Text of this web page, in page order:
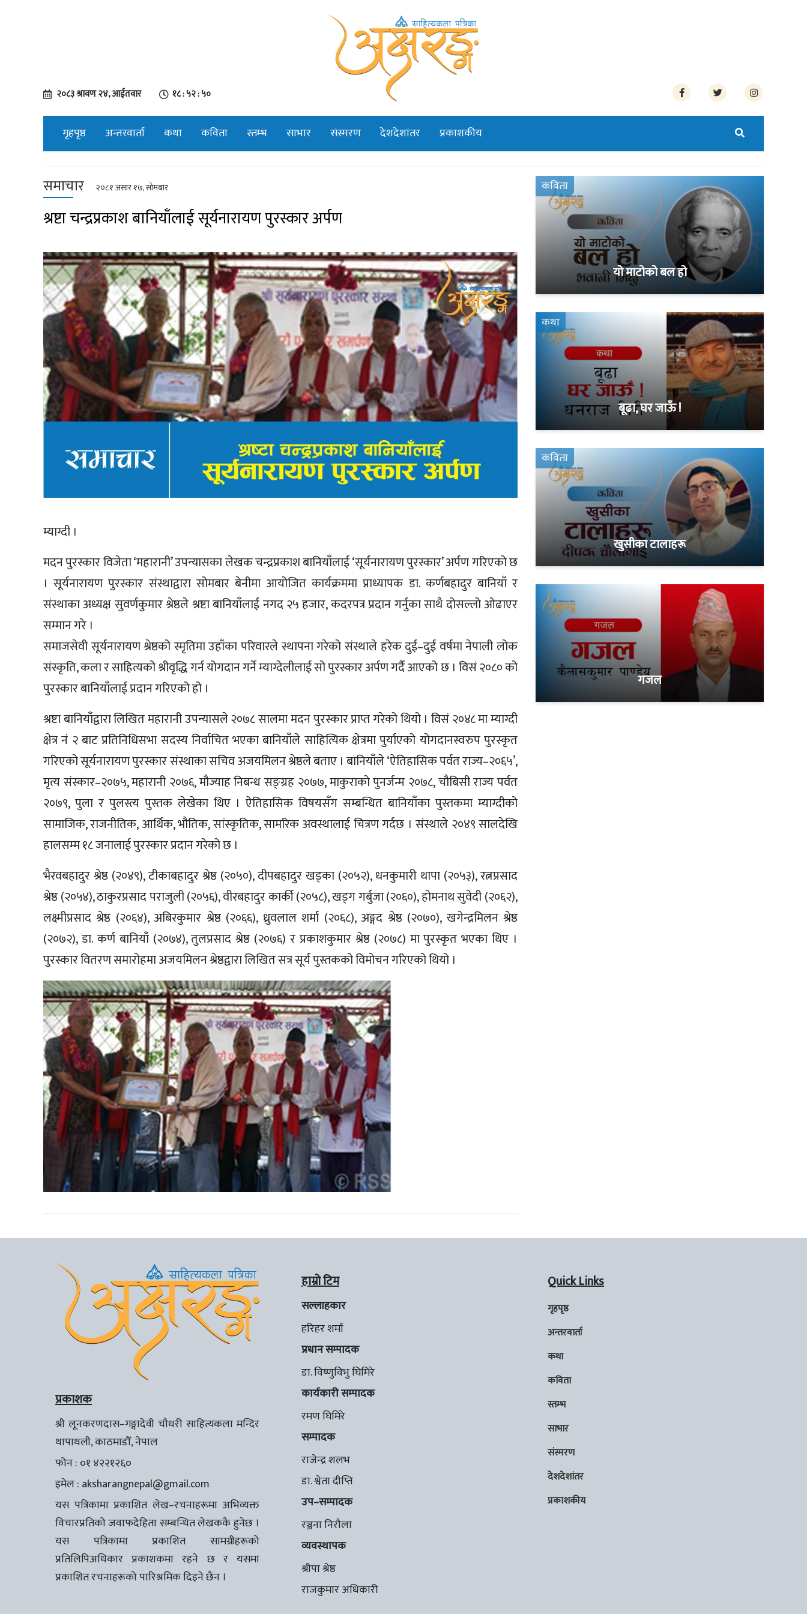
२०८३ श्रावण २४, आईतवार १८ : ५२ : ५१
गृहपृष्ठ अन्तरवार्ता कथा कविता स्तम्भ साभार संस्मरण देशदेशांतर प्रकाशकीय
समाचार २०८१ असार १७, सोमबार
श्रष्टा चन्द्रप्रकाश बानियाँलाई सूर्यनारायण पुरस्कार अर्पण
म्याग्दी ।
मदन पुरस्कार विजेता ‘महारानी’ उपन्यासका लेखक चन्द्रप्रकाश बानियाँलाई ‘सूर्यनारायण पुरस्कार’ अर्पण गरिएको छ
। सूर्यनारायण पुरस्कार संस्थाद्वारा सोमबार बेनीमा आयोजित कार्यक्रममा प्राध्यापक डा. कर्णबहादुर बानियाँ र
संस्थाका अध्यक्ष सुवर्णकुमार श्रेष्ठले श्रष्टा बानियाँलाई नगद २५ हजार, कदरपत्र प्रदान गर्नुका साथै दोसल्लो ओढाएर
सम्मान गरे ।
समाजसेवी सूर्यनारायण श्रेष्ठको स्मृतिमा उहाँका परिवारले स्थापना गरेको संस्थाले हरेक दुई–दुई वर्षमा नेपाली लोक
संस्कृति, कला र साहित्यको श्रीवृद्धि गर्न योगदान गर्ने म्याग्देलीलाई सो पुरस्कार अर्पण गर्दै आएको छ । विसं २०८० को
पुरस्कार बानियाँलाई प्रदान गरिएको हो ।
श्रष्टा बानियाँद्वारा लिखित महारानी उपन्यासले २०७८ सालमा मदन पुरस्कार प्राप्त गरेको थियो । विसं २०४८ मा म्याग्दी
क्षेत्र नं २ बाट प्रतिनिधिसभा सदस्य निर्वाचित भएका बानियाँले साहित्यिक क्षेत्रमा पुर्याएको योगदानस्वरुप पुरस्कृत
गरिएको सूर्यनारायण पुरस्कार संस्थाका सचिव अजयमिलन श्रेष्ठले बताए । बानियाँले ‘ऐतिहासिक पर्वत राज्य–२०६५’,
मृत्य संस्कार–२०७५, महारानी २०७६, मौज्याह निबन्ध सङ्ग्रह २०७७, माकुराको पुनर्जन्म २०७८, चौबिसी राज्य पर्वत
२०७९, पुला र पुलस्त्य पुस्तक लेखेका थिए । ऐतिहासिक विषयसँग सम्बन्धित बानियाँका पुस्तकमा म्याग्दीको
सामाजिक, राजनीतिक, आर्थिक, भौतिक, सांस्कृतिक, सामरिक अवस्थालाई चित्रण गर्दछ । संस्थाले २०४९ सालदेखि
हालसम्म १८ जनालाई पुरस्कार प्रदान गरेको छ ।
भैरवबहादुर श्रेष्ठ (२०४९), टीकाबहादुर श्रेष्ठ (२०५०), दीपबहादुर खड्का (२०५२), धनकुमारी थापा (२०५३), रत्नप्रसाद
श्रेष्ठ (२०५४), ठाकुरप्रसाद पराजुली (२०५६), वीरबहादुर कार्की (२०५८), खड्ग गर्बुजा (२०६०), होमनाथ सुवेदी (२०६२),
लक्ष्मीप्रसाद श्रेष्ठ (२०६४), अबिरकुमार श्रेष्ठ (२०६६), ध्रुवलाल शर्मा (२०६८), अङ्गद श्रेष्ठ (२०७०), खगेन्द्रमिलन श्रेष्ठ
(२०७२), डा. कर्ण बानियाँ (२०७४), तुलप्रसाद श्रेष्ठ (२०७६) र प्रकाशकुमार श्रेष्ठ (२०७८) मा पुरस्कृत भएका थिए ।
पुरस्कार वितरण समारोहमा अजयमिलन श्रेष्ठद्वारा लिखित सत्र सूर्य पुस्तकको विमोचन गरिएको थियो ।
कविता
यो माटोको बल हो
कथा
बूढा, घर जाऊँ !
कविता
खुसीका टालाहरू
गजल
प्रकाशक
श्री लूनकरणदास–गङ्गादेवी चौधरी साहित्यकला मन्दिर
थापाथली, काठमाडौँ, नेपाल
फोन : ०१ ४२२१२६०
इमेल : aksharangnepal@gmail.com
यस पत्रिकामा प्रकाशित लेख–रचनाहरूमा अभिव्यक्त
विचारप्रतिको जवाफदेहिता सम्बन्धित लेखककै हुनेछ ।
यस पत्रिकामा प्रकाशित सामग्रीहरूको
प्रतिलिपिअधिकार प्रकाशकमा रहने छ र यसमा
प्रकाशित रचनाहरूको पारिश्रमिक दिइने छैन ।
हाम्रो टिम
सल्लाहकार
हरिहर शर्मा
प्रधान सम्पादक
डा. विष्णुविभु घिमिरे
कार्यकारी सम्पादक
रमण घिमिरे
सम्पादक
राजेन्द्र शलभ
डा. श्वेता दीप्ति
उप–सम्पादक
रञ्जना निरौला
व्यवस्थापक
श्रीपा श्रेष्ठ
राजकुमार अधिकारी
Quick Links
गृहपृष्ठ
अन्तरवार्ता
कथा
कविता
स्तम्भ
साभार
संस्मरण
देशदेशांतर
प्रकाशकीय